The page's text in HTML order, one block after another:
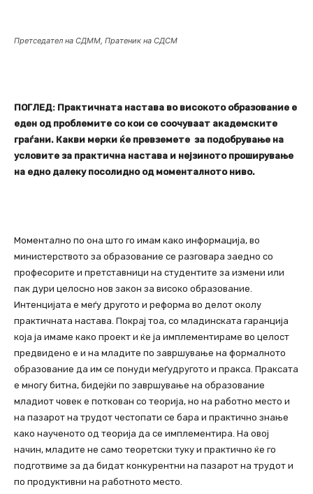
Претседател на СДММ, Пратеник на СДСМ
ПОГЛЕД: Практичната настава во високото образование е
еден од проблемите со кои се соочуваат академските
граѓани. Какви мерки ќе превземете за подобрување на
условите за практична настава и нејзиното проширување
на едно далеку посолидно од моменталното ниво.
Моментално по она што го имам како информација, во
министерството за образование се разговара заедно со
професорите и претставници на студентите за измени или
пак дури целосно нов закон за високо образование.
Интенцијата е меѓу другото и реформа во делот околу
практичната настава. Покрај тоа, со младинската гаранција
која ја имаме како проект и ќе ја имплементираме во целост
предвидено е и на младите по завршување на формалното
образование да им се понуди меѓудругото и пракса. Праксата
е многу битна, бидејќи по завршување на образование
младиот човек е поткован со теорија, но на работно место и
на пазарот на трудот честопати се бара и практично знање
како наученото од теорија да се имплементира. На овој
начин, младите не само теоретски туку и практично ќе го
подготвиме за да бидат конкурентни на пазарот на трудот и
по продуктивни на работното место.